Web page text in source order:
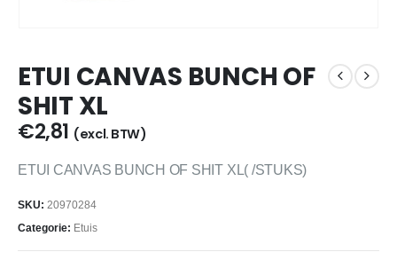
ETUI CANVAS BUNCH OF
SHIT XL
€2,81 (excl. BTW)
ETUI CANVAS BUNCH OF SHIT XL( /STUKS)
SKU: 20970284
Categorie: Etuis